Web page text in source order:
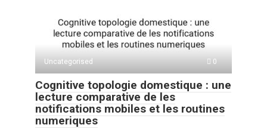
Uncategorised 0
Cognitive topologie domestique : une
lecture comparative de les
notifications mobiles et les routines
numeriques